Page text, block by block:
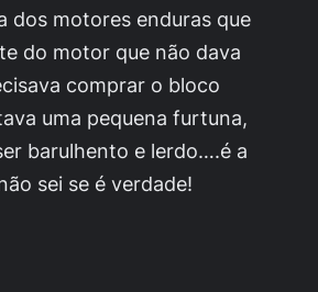
dos motores enduras que
do motor que não dava
comprar o bloco
uma pequena furtuna,
barulhento e lerdo….é a
sei se é verdade!